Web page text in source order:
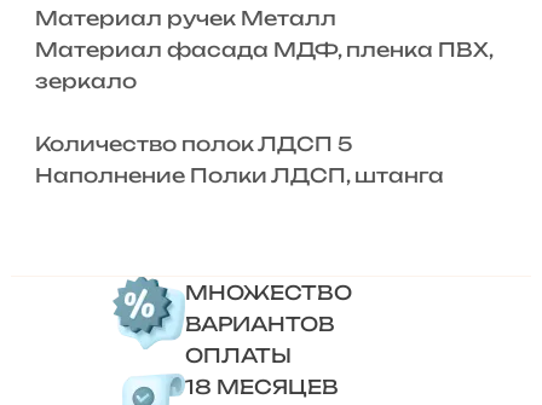
Материал ручек Металл
Материал фасада МДФ, пленка ПВХ,
зеркало
Количество полок ЛДСП 5
Наполнение Полки ЛДСП, штанга
МНОЖЕСТВО
ВАРИАНТОВ
ОПЛАТЫ
18 МЕСЯЦЕВ